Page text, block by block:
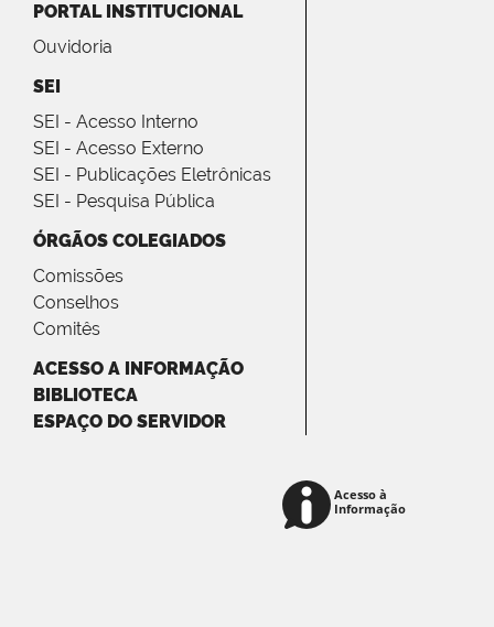
PORTAL INSTITUCIONAL
Ouvidoria
SEI
SEI - Acesso Interno
SEI - Acesso Externo
SEI - Publicações Eletrônicas
SEI - Pesquisa Pública
ÓRGÃOS COLEGIADOS
Comissões
Conselhos
Comitês
ACESSO A INFORMAÇÃO
BIBLIOTECA
ESPAÇO DO SERVIDOR